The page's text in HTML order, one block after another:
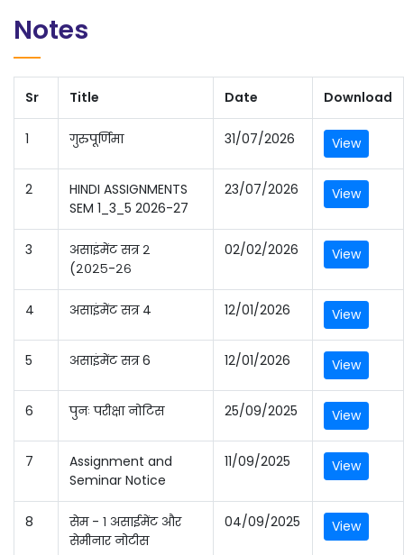
Notes
Sr Title Date Download
1 गुरुपूर्णिमा 31/07/2026 View
2
HINDI ASSIGNMENTS
SEM 1_3_5 2026-27
23/07/2026 View
3
असाइंमेंट सत्र २
(२०२५-२६
02/02/2026 View
4 असाइंमेंट सत्र 4 12/01/2026 View
5 असाइंमेंट सत्र 6 12/01/2026 View
6 पुनः परीक्षा नोटिस 25/09/2025 View
7
Assignment and
Seminar Notice
11/09/2025 View
8
सेम - १ असाईमेंट और
सेमीनार नोटीस
04/09/2025 View